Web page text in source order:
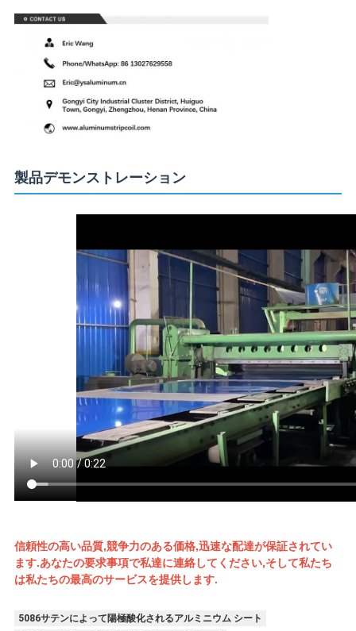
製品デモンストレーション
信頼性の高い品質,競争力のある価格,迅速な配達が保証されてい
ます.あなたの要求事項で私達に連絡してください,そして私たち
は私たちの最高のサービスを提供します.
5086サテンによって陽極酸化されるアルミニウム シート